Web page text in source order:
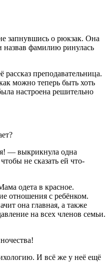
запнувшись о рюкзак. Она
назвав фамилию ринулась
преподавательница.
можно теперь быть хоть
настроена решительно
— выкрикнула одна
не сказать ей что-
одета в красное.
отношения с ребёнком.
она главная, а также
на всех членов семьи.
И всё же у неё ещё